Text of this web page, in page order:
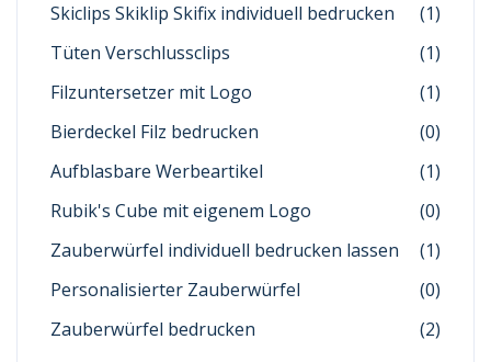
Skiclips Skiklip Skifix individuell bedrucken
(1)
Tüten Verschlussclips
(1)
Filzuntersetzer mit Logo
(1)
Bierdeckel Filz bedrucken
(0)
Aufblasbare Werbeartikel
(1)
Rubik's Cube mit eigenem Logo
(0)
Zauberwürfel individuell bedrucken lassen
(1)
Personalisierter Zauberwürfel
(0)
Zauberwürfel bedrucken
(2)